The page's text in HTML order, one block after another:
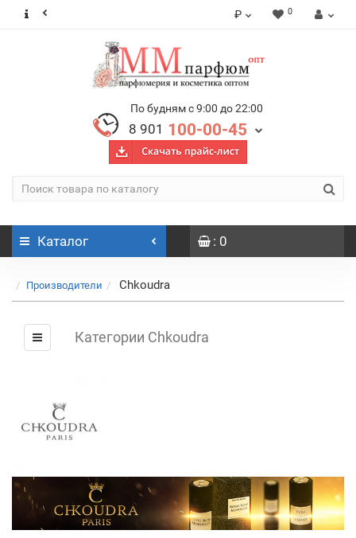
₽ 0
По будням с 9:00 до 22:00
8 901 100-00-45
Каталог : 0
Производители Chkoudra
Категории Chkoudra